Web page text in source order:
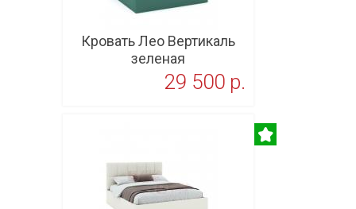
Кровать Лео Вертикаль
зеленая
29 500 p.